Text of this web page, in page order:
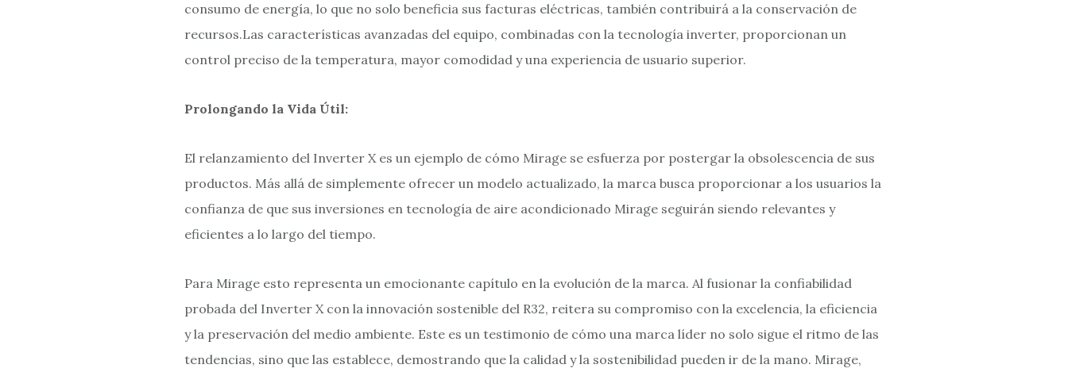
consumo de energía, lo que no solo beneficia sus facturas eléctricas, también contribuirá a la conservación de
recursos.Las características avanzadas del equipo, combinadas con la tecnología inverter, proporcionan un
control preciso de la temperatura, mayor comodidad y una experiencia de usuario superior.
Prolongando la Vida Útil:
El relanzamiento del Inverter X es un ejemplo de cómo Mirage se esfuerza por postergar la obsolescencia de sus
productos. Más allá de simplemente ofrecer un modelo actualizado, la marca busca proporcionar a los usuarios la
confianza de que sus inversiones en tecnología de aire acondicionado Mirage seguirán siendo relevantes y
eficientes a lo largo del tiempo.
Para Mirage esto representa un emocionante capítulo en la evolución de la marca. Al fusionar la confiabilidad
probada del Inverter X con la innovación sostenible del R32, reitera su compromiso con la excelencia, la eficiencia
y la preservación del medio ambiente. Este es un testimonio de cómo una marca líder no solo sigue el ritmo de las
tendencias, sino que las establece, demostrando que la calidad y la sostenibilidad pueden ir de la mano. Mirage,